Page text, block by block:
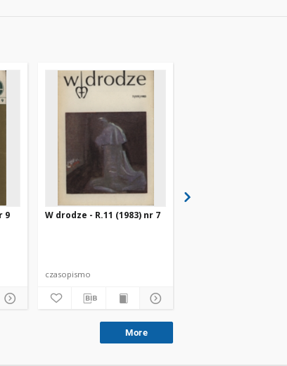
9 W drodze - R.11 (1983) nr 7
czasopismo
More